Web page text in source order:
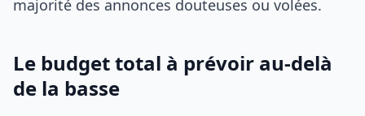
majorité des annonces douteuses ou volées.
Le budget total à prévoir au-delà
de la basse